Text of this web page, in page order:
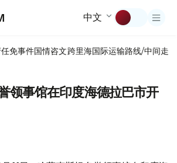
中文
任免事件国情咨文跨里海国际运输路线/中间走廊
领事馆在印度海德拉巴市开